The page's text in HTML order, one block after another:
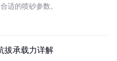
适的喷砂参数。
拔承载力详解